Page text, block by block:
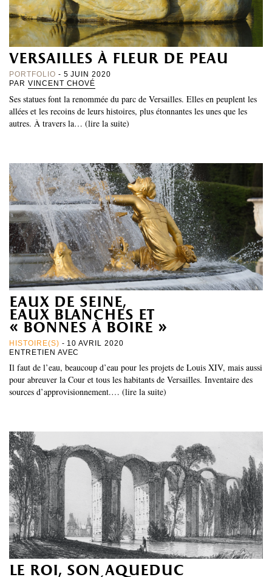
versailles à fleur de peau
PORTFOLIO - 5 JUIN 2020
PAR VINCENT CHOVÉ
Ses statues font la renommée du parc de Versailles. Elles en peuplent les
allées et les recoins de leurs histoires, plus étonnantes les unes que les
autres. À travers la… (lire la suite)
eaux de seine,
eaux blanches et
« bonnes à boire »
HISTOIRE(S) - 10 AVRIL 2020
ENTRETIEN AVEC
Il faut de l’eau, beaucoup d’eau pour les projets de Louis XIV, mais aussi
pour abreuver la Cour et tous les habitants de Versailles. Inventaire des
sources d’approvisionnement.… (lire la suite)
le roi, son aqueduc